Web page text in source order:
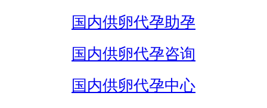
国内供卵代孕助孕
国内供卵代孕咨询
国内供卵代孕中心